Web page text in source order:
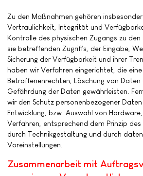
Zu den Maßnahmen gehören
Vertraulichkeit, Integrität und
Kontrolle des physischen Zugangs zu
sie betreffenden Zugriffs, der Eingabe,
Sicherung der Verfügbarkeit und ihrer
haben wir Verfahren eingerichtet, die
Betroffenenrechten, Löschung von Daten
Gefährdung der Daten gewährleisten.
wir den Schutz personenbezogener
Entwicklung, bzw. Auswahl von
Verfahren, entsprechend dem Prinzip
durch Technikgestaltung und durch
Voreinstellungen.
Zusammenarbeit mit